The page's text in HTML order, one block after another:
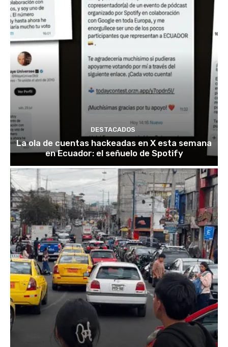
DESTACADOS
La ola de cuentas hackeadas en X esta semana
en Ecuador: el señuelo de Spotify